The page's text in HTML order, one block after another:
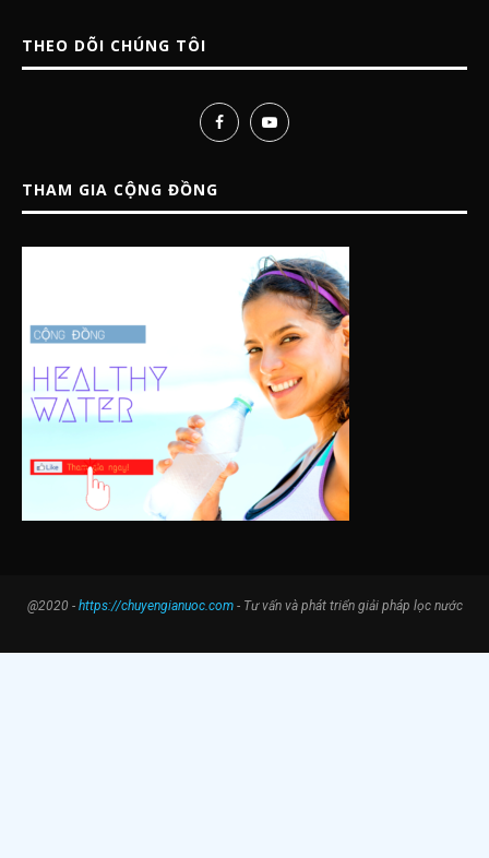
THEO DÕI CHÚNG TÔI
THAM GIA CỘNG ĐỒNG
@2020 - https://chuyengianuoc.com- Tư vấn và phát triển giải pháp lọc nước